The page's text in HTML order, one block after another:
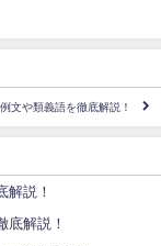
文や類義語を徹底解説！
解説！
底解説！